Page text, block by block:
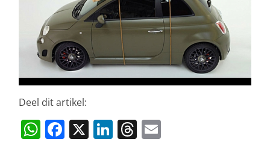
Deel dit artikel:
W F X Li T